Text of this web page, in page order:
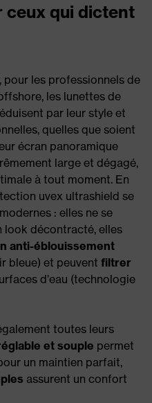
ceux qui dictent
pour les professionnels de
les lunettes de
par leur style et
quelles que soient
écran panoramique
large et dégagé,
à tout moment. En
uvex ultrashield se
: elles ne se
look décontracté, elles
anti-éblouissement
bleue) et peuvent filtrer
d’eau (technologie
toutes leurs
et souple permet
un maintien parfait,
assurent un confort